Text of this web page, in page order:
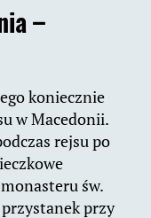
–
koniecznie
w Macedonii.
rejsu po
św.
przy